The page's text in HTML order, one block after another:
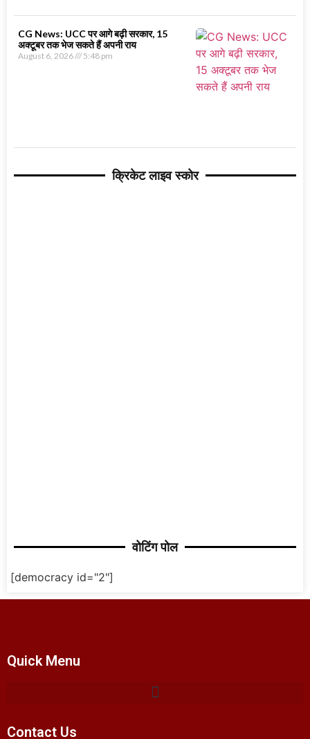
CG News: UCC पर आगे बढ़ी सरकार, 15
अक्टूबर तक भेज सकते हैं अपनी राय
August 6, 2026 5:48 pm
क्रिकेट लाइव स्कोर
वोटिंग पोल
[democracy id="2"]
Quick Menu
Contact Us